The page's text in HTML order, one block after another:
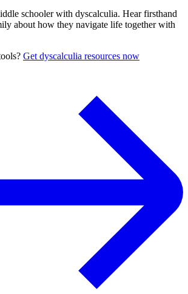
schooler with dyscalculia. Hear firsthand
about how they navigate life together with
Get dyscalculia resources now